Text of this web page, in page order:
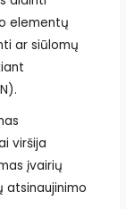
elementų
ar siūlomų
viršija
įvairių
atsinaujinimo